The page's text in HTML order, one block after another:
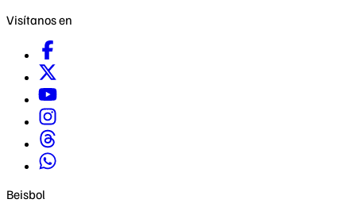
Visítanos en
Beisbol